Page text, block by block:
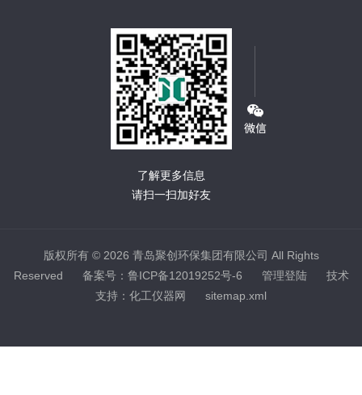
了解更多信息
请扫一扫加好友
版权所有 © 2026 青岛聚创环保集团有限公司 All Rights
Reserved 备案号：鲁ICP备12019252号-6 管理登陆技术
支持： 化工仪器网 sitemap.xml